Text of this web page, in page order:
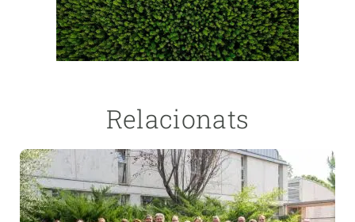
Relacionats